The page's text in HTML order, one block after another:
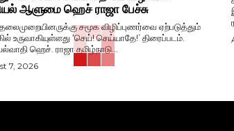
ஆளுமை ஹெச் ராஜா பேச்சு
சமூக விழிப்புணர்வை ஏற்படுத்தும்
உருவாகியுள்ளது ‘செய்! செய்யாதே!’ திரைப்படம்.
ஹெச். ராஜா தமிழ்நாடு...
7, 2026